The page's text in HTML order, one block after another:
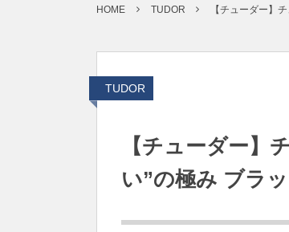
HOME TUDOR 【チューダー】
TUDOR
【チューダー】
い”の極み ブラ